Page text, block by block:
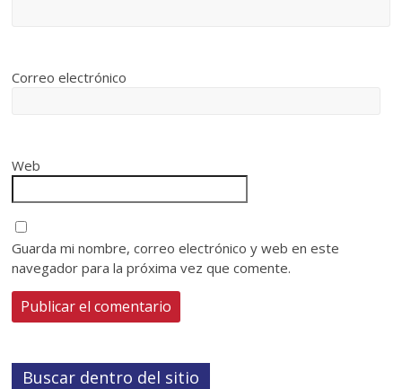
Correo electrónico
Web
Guarda mi nombre, correo electrónico y web en este
navegador para la próxima vez que comente.
Buscar dentro del sitio